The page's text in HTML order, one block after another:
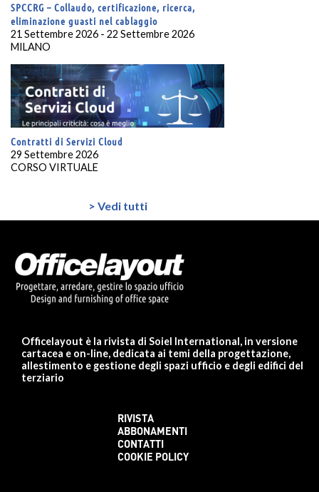
SPCCRG – Collaudo, certificazione, ricerca,
eliminazione guasti nel cablaggio
21 Settembre 2026 - 22 Settembre 2026
MILANO
Contratti di Servizi Cloud
29 Settembre 2026
CORSO VIRTUALE
> Vedi tutti
Officelayout è la rivista di Soiel International, in versione
cartacea e on-line, dedicata ai temi della progettazione,
allestimento e gestione degli spazi ufficio e degli edifici del
terziario
RIVISTA
ABBONAMENTI
CONTATTI
COOKIE POLICY